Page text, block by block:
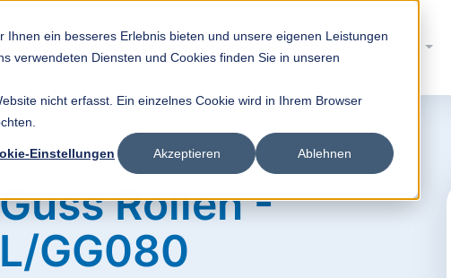
ein besseres Erlebnis bieten und unsere eigenen Leistungen
verwendeten Diensten und Cookies finden Sie in unseren
nicht erfasst. Ein einzelnes Cookie wird in Ihrem Browser
Einstellungen Akzeptieren Ablehnen
Technik-FAQ Unternehmen
Guss Rollen -
L/GG080